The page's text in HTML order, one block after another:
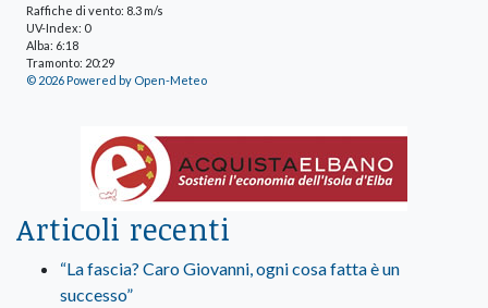
Raffiche di vento: 8.3 m/s
UV-Index: 0
Alba: 6:18
Tramonto: 20:29
© 2026 Powered by Open-Meteo
Articoli recenti
“La fascia? Caro Giovanni, ogni cosa fatta è un
successo”